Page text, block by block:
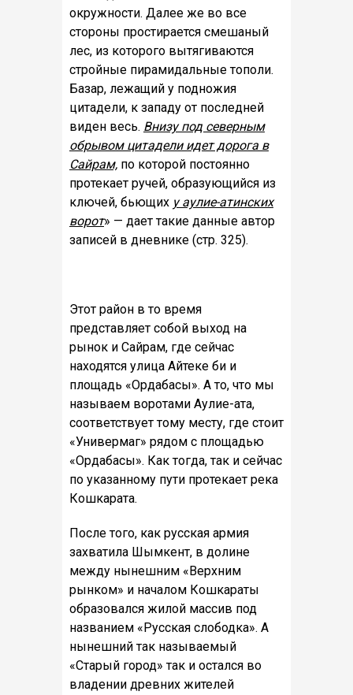
окружности. Далее же во все
стороны простирается смешаный
лес, из которого вытягиваются
стройные пирамидальные тополи.
Базар, лежащий у подножия
цитадели, к западу от последней
виден весь. Внизу под северным
обрывом цитадели идет дорога в
Сайрам, по которой постоянно
протекает ручей, образующийся из
ключей, бьющих у аулие-атинских
ворот» — дает такие данные автор
записей в дневнике (стр. 325).
Этот район в то время
представляет собой выход на
рынок и Сайрам, где сейчас
находятся улица Айтеке би и
площадь «Ордабасы». А то, что мы
называем воротами Аулие-ата,
соответствует тому месту, где стоит
«Универмаг» рядом с площадью
«Ордабасы». Как тогда, так и сейчас
по указанному пути протекает река
Кошкарата.
После того, как русская армия
захватила Шымкент, в долине
между нынешним «Верхним
рынком» и началом Кошкараты
образовался жилой массив под
названием «Русская слободка». А
нынешний так называемый
«Старый город» так и остался во
владении древних жителей